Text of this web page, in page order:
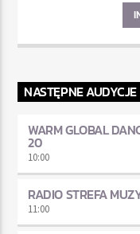
NASTĘPNE AUDYCJE
WARM GLOBAL
20
10:00
RADIO STREFA
11:00